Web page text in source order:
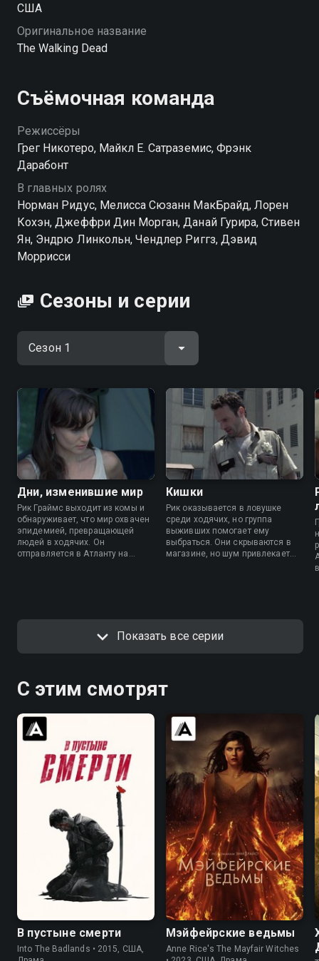
США
Оригинальное название
The Walking Dead
Съёмочная команда
Режиссёры
Грег Никотеро, Майкл Е. Сатраземис, Фрэнк
Дарабонт
В главных ролях
Норман Ридус, Мелисса Сюзанн МакБрайд, Лорен
Кохэн, Джеффри Дин Морган, Данай Гурира, Стивен
Ян, Эндрю Линкольн, Чендлер Риггз, Дэвид
Моррисси
Сезоны и серии
Дни, изменившие мир
Рик Граймс выходит из комы и
обнаруживает, что мир охвачен
эпидемией, превращающей
людей в ходячих. Он
отправляется в Атланту на
Кишки
Рик оказывается в ловушке
среди ходячих, но группа
выживших помогает ему
выбраться. Они скрываются в
магазине, но шум привлекает
Показать все серии
С этим смотрят
7.7 7.9
В пустыне смерти
Into The Badlands • 2015, США,
7.2 6.2
Мэйфейрские ведьмы
Anne Rice's The Mayfair Witches